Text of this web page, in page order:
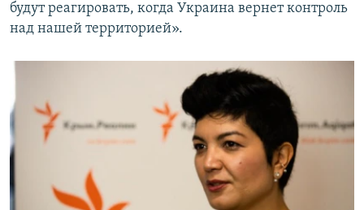
будут реагировать, когда Украина вернет контроль
над нашей территорией».